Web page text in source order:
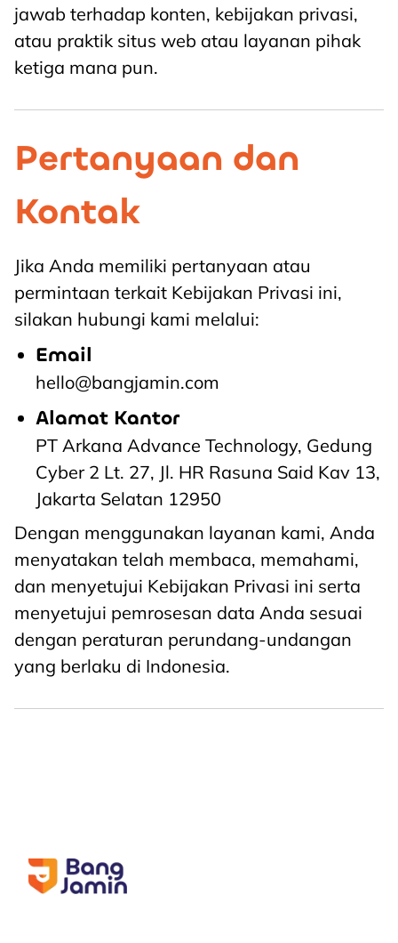
jawab terhadap konten, kebijakan privasi,
atau praktik situs web atau layanan pihak
ketiga mana pun.
Pertanyaan dan
Kontak
Jika Anda memiliki pertanyaan atau
permintaan terkait Kebijakan Privasi ini,
silakan hubungi kami melalui:
Email
hello@bangjamin.com
Alamat Kantor
PT Arkana Advance Technology, Gedung
Cyber 2 Lt. 27, Jl. HR Rasuna Said Kav 13,
Jakarta Selatan 12950
Dengan menggunakan layanan kami, Anda
menyatakan telah membaca, memahami,
dan menyetujui Kebijakan Privasi ini serta
menyetujui pemrosesan data Anda sesuai
dengan peraturan perundang-undangan
yang berlaku di Indonesia.